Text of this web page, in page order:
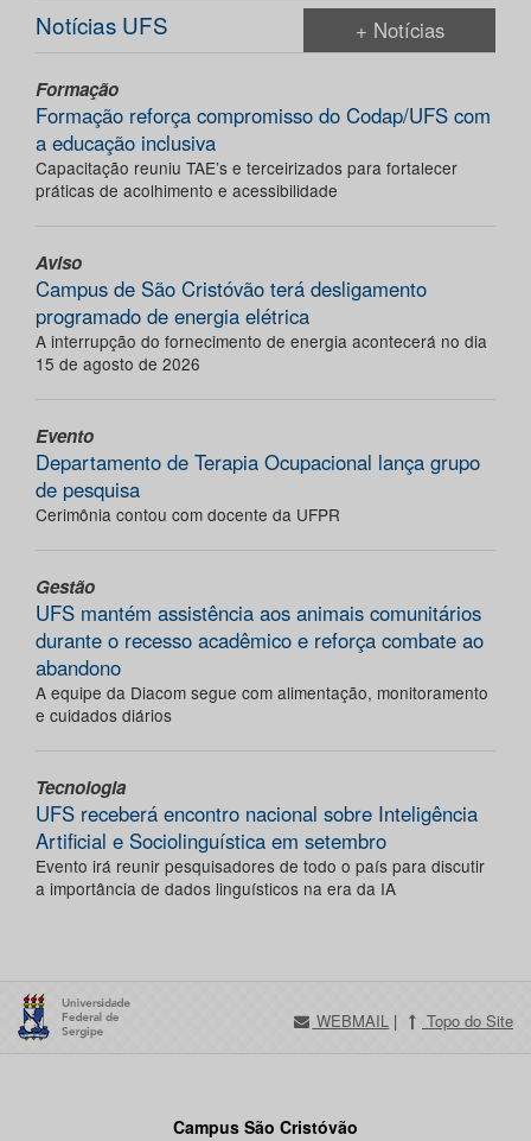
Notícias UFS + Notícias
Formação
Formação reforça compromisso do Codap/UFS com
a educação inclusiva
Capacitação reuniu TAE’s e terceirizados para fortalecer
práticas de acolhimento e acessibilidade
Aviso
Campus de São Cristóvão terá desligamento
programado de energia elétrica
A interrupção do fornecimento de energia acontecerá no dia
15 de agosto de 2026
Evento
Departamento de Terapia Ocupacional lança grupo
de pesquisa
Cerimônia contou com docente da UFPR
Gestão
UFS mantém assistência aos animais comunitários
durante o recesso acadêmico e reforça combate ao
abandono
A equipe da Diacom segue com alimentação, monitoramento
e cuidados diários
Tecnologia
UFS receberá encontro nacional sobre Inteligência
Artificial e Sociolinguística em setembro
Evento irá reunir pesquisadores de todo o país para discutir
a importância de dados linguísticos na era da IA
WEBMAIL | Topo do Site
Campus São Cristóvão